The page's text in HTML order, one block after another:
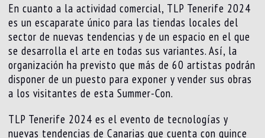
En cuanto a la actividad comercial, TLP Tenerife 2024
es un escaparate único para las tiendas locales del
sector de nuevas tendencias y de un espacio en el que
se desarrolla el arte en todas sus variantes. Así, la
organización ha previsto que más de 60 artistas podrán
disponer de un puesto para exponer y vender sus obras
a los visitantes de esta Summer-Con.
TLP Tenerife 2024 es el evento de tecnologías y
nuevas tendencias de Canarias que cuenta con quince